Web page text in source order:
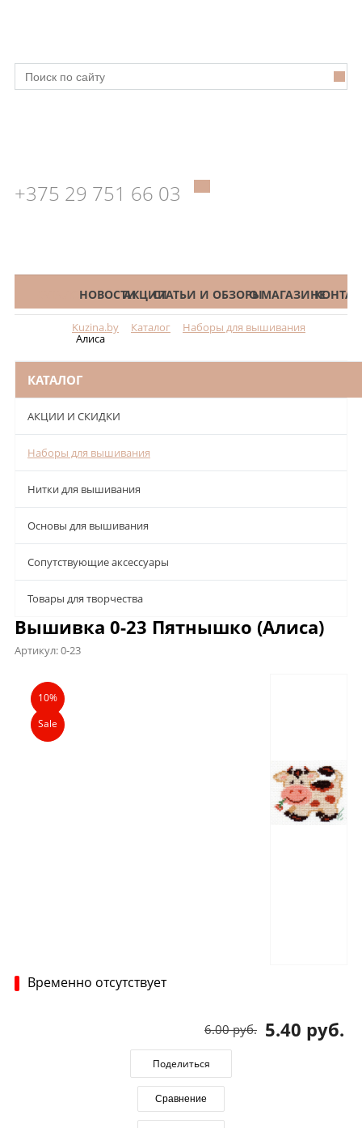
+375 29 751 66 03
КАТАЛОГНОВОСТИАКЦИИСТАТЬИ И ОБЗОРЫО МАГАЗИНЕ
Kuzina.by Каталог Наборы для вышивания
Алиса
КАТАЛОГ
АКЦИИ И СКИДКИ
Наборы для вышивания
Нитки для вышивания
Основы для вышивания
Сопутствующие аксессуары
Товары для творчества
Вышивка 0-23 Пятнышко (Алиса)
Артикул:0-23
Описание
10%
Sale
Временно отсутствует
5.40 руб.
6.00 руб.
Поделиться
Сравнение